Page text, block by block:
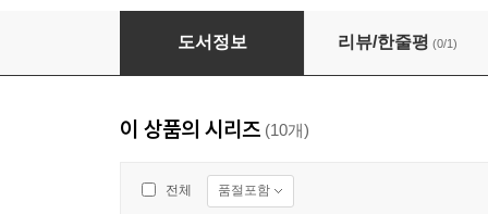
한 번 읽으면 절대 잊을 수 없는 철학 교과서
도서정보 리뷰/한줄평 (0/1)
이 상품의 시리즈 (10개)
전체 품절포함